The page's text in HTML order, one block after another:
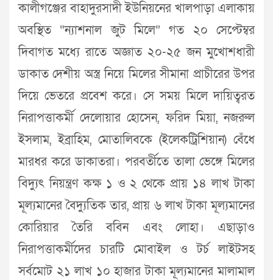
কালীগঞ্জের বাহাদুরসাদী ইউনিয়নের খালপাড়া এলাকায়
অবস্থিত “ন্যাশনাল জুট মিলে” গত ২০ সেপ্টেম্বর
দিবাগত মধ্যে রাতে অজ্ঞাত ২০-২৫ জন মুখোশধারী
ডাকাত দেশীয় অস্ত্র নিয়ে মিলের সীমানা প্রাচীরের উপর
দিয়ে ভেতরে প্রবেশ করে। সে সময় মিলে দায়িত্বরত
নিরাপত্তাকর্মী দেলোয়ার হোসেন, ফরিদ মিয়া, নজরুল
ইসলাম, ইব্রাহিম, মোতালিবকে (ইলেকট্রিশিয়ান) বেঁধে
মারধর করে ডাকাতরা। পরবর্তীতে তালা ভেঙ্গে মিলের
বিদ্যুৎ নিয়ন্ত্রণ কক্ষ ১ ও ২ থেকে প্রায় ১৪ লাখ টাকা
মূল্যমানের বৈদ্যুতিক তার, প্রায় ৬ লাখ টাকা মূল্যমানের
কোরিয়ার তৈরি ববিন এবং লোহা। এছাড়াও
নিরাপত্তাকর্মীদের চারটি মোবাইল ও টর্চ লাইটসহ
সর্বমোট ২১ লাখ ১০ হাজার টাকা মূল্যমানের মালামাল